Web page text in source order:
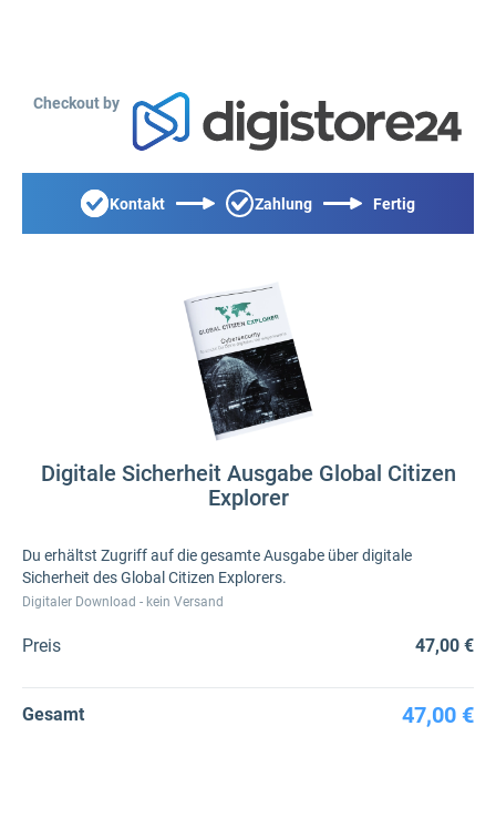
Checkout by
Kontakt Zahlung Fertig
Digitale Sicherheit Ausgabe Global Citizen
Explorer
Du erhältst Zugriff auf die gesamte Ausgabe über digitale
Sicherheit des Global Citizen Explorers.
Digitaler Download - kein Versand
Preis 47,00 €
Gesamt 47,00 €